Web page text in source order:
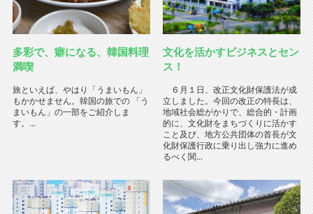
多彩で、癖になる、韓国料理
満喫
旅といえば、やはり「うまいもん」
もかかせません。韓国の旅での 「う
まいもん」の一部をご紹介しま
す。...
文化を活かすビジネスとセン
ス！
６月１日、改正文化財保護法が成
立しました。今回の改正の特長は、
地域社会総がかりで、総合的・計画
的に、文化財をまちづくりに活かす
こと及び、地方公共団体の首長が文
化財保護行政に乗り出し強力に進め
るべく関...